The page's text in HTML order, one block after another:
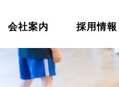
会社案内 採用情報